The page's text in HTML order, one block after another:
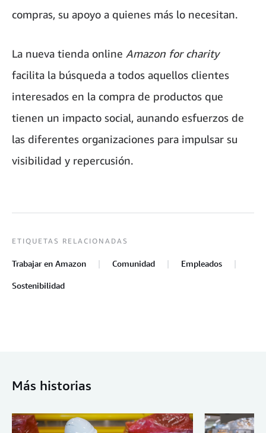
compras, su apoyo a quienes más lo necesitan.
La nueva tienda online Amazon for charity
facilita la búsqueda a todos aquellos clientes
interesados en la compra de productos que
tienen un impacto social, aunando esfuerzos de
las diferentes organizaciones para impulsar su
visibilidad y repercusión.
ETIQUETAS RELACIONADAS
Trabajar en Amazon Comunidad Empleados
Sostenibilidad
Más historias